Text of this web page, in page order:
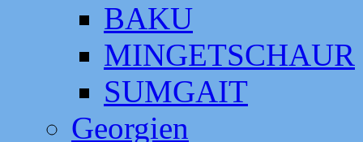
BAKU
MINGETSCHAUR
SUMGAIT
Georgien